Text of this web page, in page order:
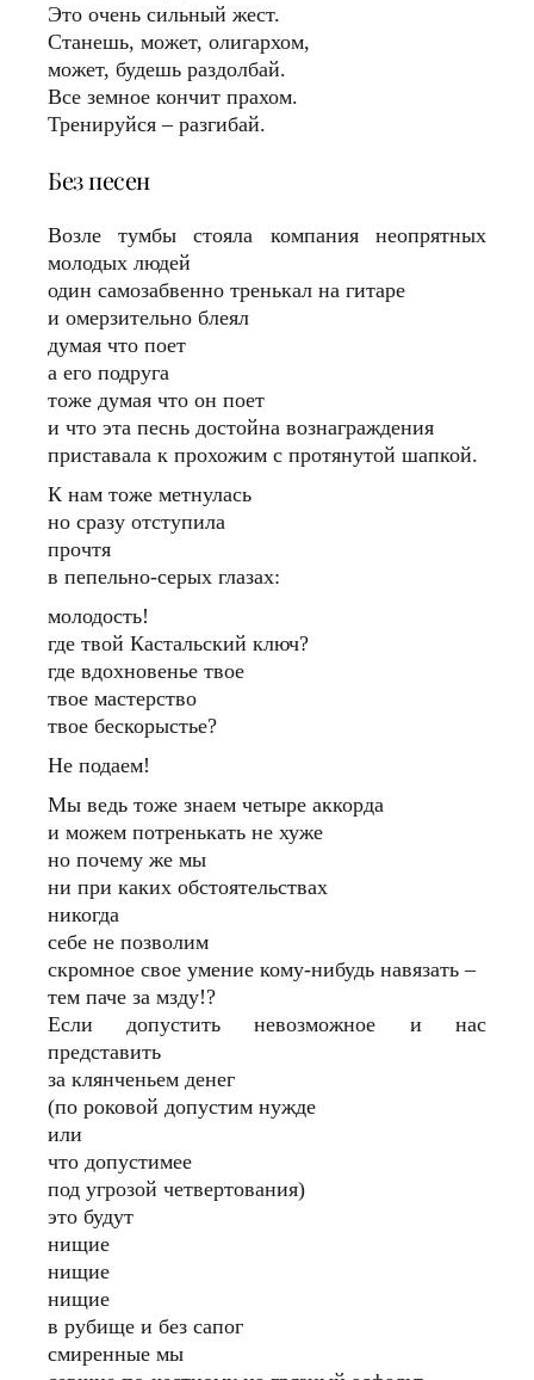
Это очень сильный жест.
Станешь, может, олигархом,
может, будешь раздолбай.
Все земное кончит прахом.
Тренируйся – разгибай.
Без песен
Возле тумбы стояла компания неопрятных
молодых людей
один самозабвенно тренькал на гитаре
и омерзительно блеял
думая что поет
а его подруга
тоже думая что он поет
и что эта песнь достойна вознаграждения
приставала к прохожим с протянутой шапкой.
К нам тоже метнулась
но сразу отступила
прочтя
в пепельно-серых глазах:
молодость!
где твой Кастальский ключ?
где вдохновенье твое
твое мастерство
твое бескорыстье?
Не подаем!
Мы ведь тоже знаем четыре аккорда
и можем потренькать не хуже
но почему же мы
ни при каких обстоятельствах
никогда
себе не позволим
скромное свое умение кому-нибудь навязать –
тем паче за мзду!?
Если допустить невозможное и нас
представить
за клянченьем денег
(по роковой допустим нужде
или
что допустимее
под угрозой четвертования)
это будут
нищие
нищие
нищие
в рубище и без сапог
смиренные мы